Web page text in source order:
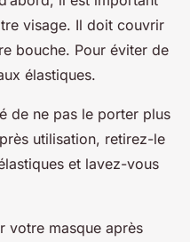
visage. Il doit couvrir
bouche. Pour éviter de
élastiques.
de ne pas le porter plus
utilisation, retirez-le
et lavez-vous
votre masque après